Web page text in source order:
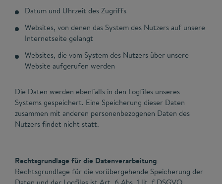
Datum und Uhrzeit des Zugriffs
Websites, von denen das System des Nutzers auf unsere
Internetseite gelangt
Websites, die vom System des Nutzers über unsere
Website aufgerufen werden
Die Daten werden ebenfalls in den Logfiles unseres
Systems gespeichert. Eine Speicherung dieser Daten
zusammen mit anderen personenbezogenen Daten des
Nutzers findet nicht statt.
Rechtsgrundlage für die Datenverarbeitung
Rechtsgrundlage für die vorübergehende Speicherung der